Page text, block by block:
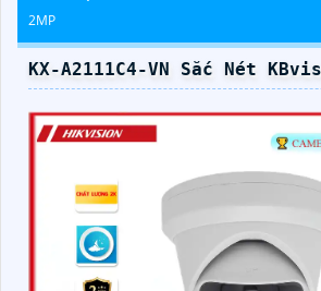
2MP
KX-A2111C4-VN Sắc Nét